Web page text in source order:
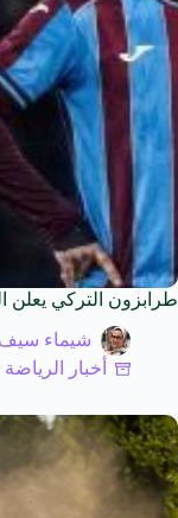
طرابزون التركي يعلن
شيماء سيف
أخبار الرياضة